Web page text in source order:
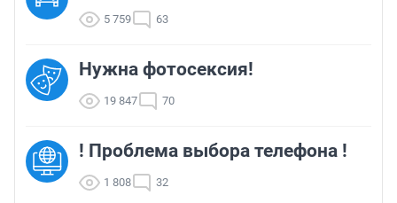
5 759 63
Нужна фотосексия!
19 847 70
! Проблема выбора телефона !
1 808 32